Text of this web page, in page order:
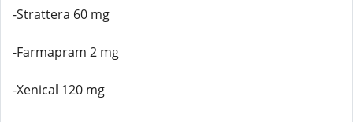
-Strattera 60 mg
-Farmapram 2 mg
-Xenical 120 mg